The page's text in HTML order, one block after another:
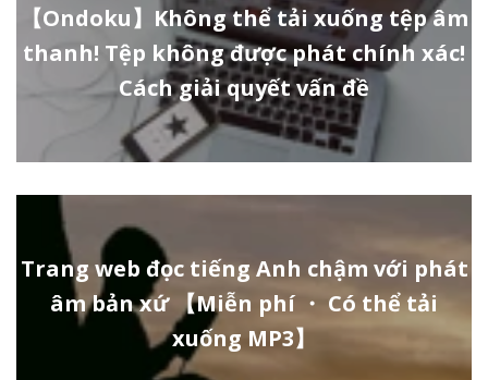
【Ondoku】Không thể tải xuống tệp âm
thanh! Tệp không được phát chính xác!
Cách giải quyết vấn đề
Trang web đọc tiếng Anh chậm với phát
âm bản xứ 【Miễn phí ・ Có thể tải
xuống MP3】